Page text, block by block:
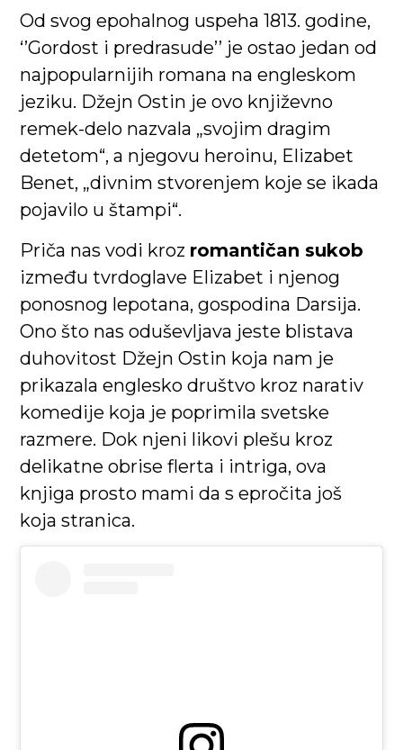
Od svog epohalnog uspeha 1813. godine,
‘’Gordost i predrasude’’ je ostao jedan od
najpopularnijih romana na engleskom
jeziku. Džejn Ostin je ovo književno
remek-delo nazvala „svojim dragim
detetom“, a njegovu heroinu, Elizabet
Benet, „divnim stvorenjem koje se ikada
pojavilo u štampi“.
Priča nas vodi kroz romantičan sukob
između tvrdoglave Elizabet i njenog
ponosnog lepotana, gospodina Darsija.
Ono što nas oduševljava jeste blistava
duhovitost Džejn Ostin koja nam je
prikazala englesko društvo kroz narativ
komedije koja je poprimila svetske
razmere. Dok njeni likovi plešu kroz
delikatne obrise flerta i intriga, ova
knjiga prosto mami da s epročita još
koja stranica.